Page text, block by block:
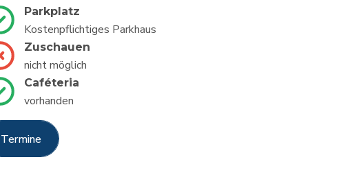
Parkplatz
Kostenpflichtiges Parkhaus
Zuschauen
nicht möglich
Caféteria
vorhanden
Termine
Termine